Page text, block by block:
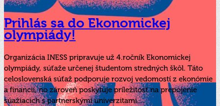
Prihlás sa do Ekonomickej
olympiády!
Organizácia INESS pripravuje už 4.ročník Ekonomickej
olympiády, súťaže určenej študentom stredných škôl. Táto
celoslovenská súťaž podporuje rozvoj vedomostí z ekonómie
a financií, no zároveň poskytuje príležitosť na prepojenie
súažiacich s partnerskými univerzitami....